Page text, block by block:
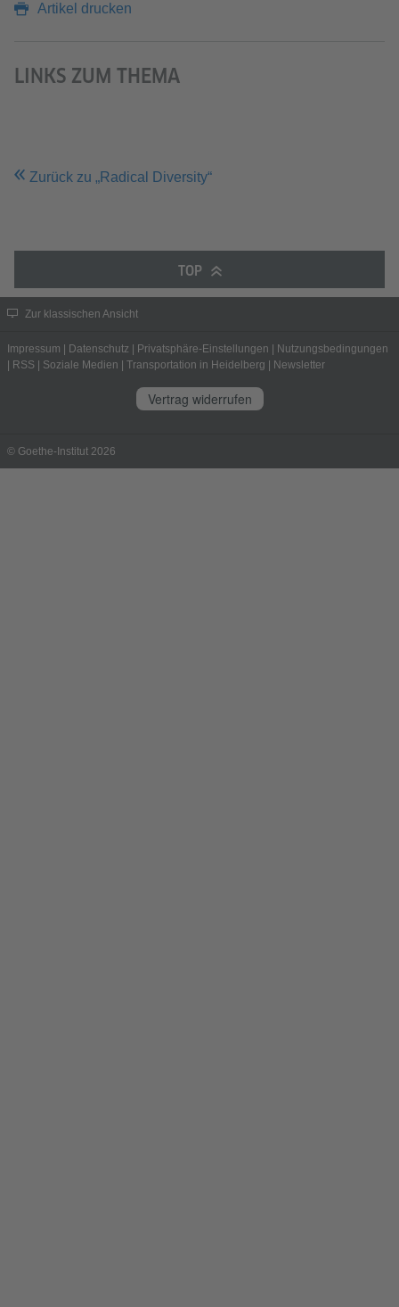
Artikel drucken
LINKS ZUM THEMA
Zurück zu „Radical Diversity“
TOP
Zur klassischen Ansicht
Impressum Datenschutz Privatsphäre-Einstellungen
Nutzungsbedingungen
RSS Soziale Medien Transportation in Heidelberg Newsletter
Vertrag widerrufen
© Goethe-Institut 2026